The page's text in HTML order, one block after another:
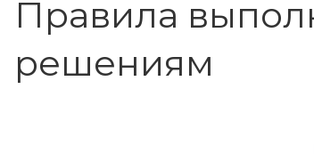
Правила
решениям